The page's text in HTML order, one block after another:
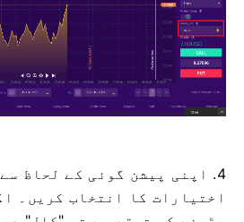
4. اپنی پیشن گوئی کے لحاظ
اختیارات کا انتخاب کریں۔